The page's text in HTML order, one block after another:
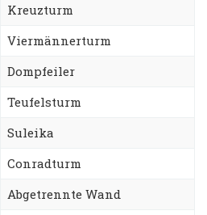
Kreuzturm
Viermännerturm
Dompfeiler
Teufelsturm
Suleika
Conradturm
Abgetrennte Wand